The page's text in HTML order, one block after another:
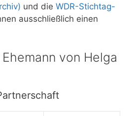
und die WDR-Stichtag-
ausschließlich einen
von Helga